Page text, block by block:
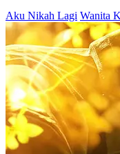
Nikah Kilat, Susah
82 Episodes